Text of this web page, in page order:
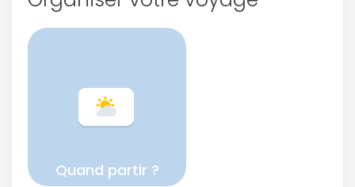
Quand partir ?
ou connectez-vous par mail